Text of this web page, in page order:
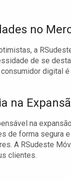
no
a
de se
digital
na
na
de forma segura
A RSudeste
clientes.